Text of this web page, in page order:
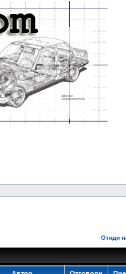
Отиди